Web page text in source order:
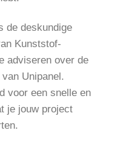
de deskundige
Kunststof-
adviseren over de
Unipanel.
voor een snelle en
je jouw project